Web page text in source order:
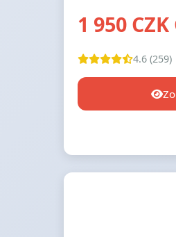
1 950 CZK
4.6 (259)